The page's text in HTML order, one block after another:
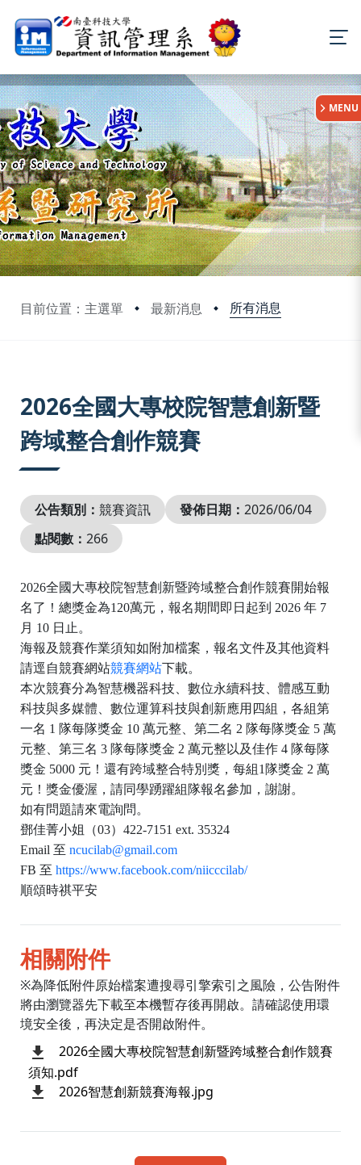
目前位置：主選單 最新消息 所有消息
:::
MENU
2026全國大專校院智慧創新暨
跨域整合創作競賽
公告類別： 競賽資訊 發佈日期： 2026/06/04
點閱數： 266
2026全國大專校院智慧創新暨跨域整合創作競賽開始報
名了！總獎金為120萬元，報名期間即日起到 2026 年 7
月 10 日止。
海報及競賽作業須知如附加檔案，報名文件及其他資料
請逕自競賽網站競賽網站下載。
本次競賽分為智慧機器科技、數位永續科技、體感互動
科技與多媒體、數位運算科技與創新應用四組，各組第
一名 1 隊每隊獎金 10 萬元整、第二名 2 隊每隊獎金 5 萬
元整、第三名 3 隊每隊獎金 2 萬元整以及佳作 4 隊每隊
獎金 5000 元！還有跨域整合特別獎，每組 1 隊獎金 2 萬
元！獎金優渥，請同學踴躍組隊報名參加，謝謝。
如有問題請來電詢問。
鄧佳菁小姐（03） 422-7151 ext. 35324
Email 至 ncucilab@gmail.com
FB 至 https://www.facebook.com/niicccilab/
順頌時祺平安
相關附件
※為降低附件原始檔案遭搜尋引擎索引之風險，公告附件
將由瀏覽器先下載至本機暫存後再開啟。請確認使用環
境安全後，再決定是否開啟附件。
2026全國大專校院智慧創新暨跨域整合創作競賽
須知.pdf
2026智慧創新競賽海報.jpg